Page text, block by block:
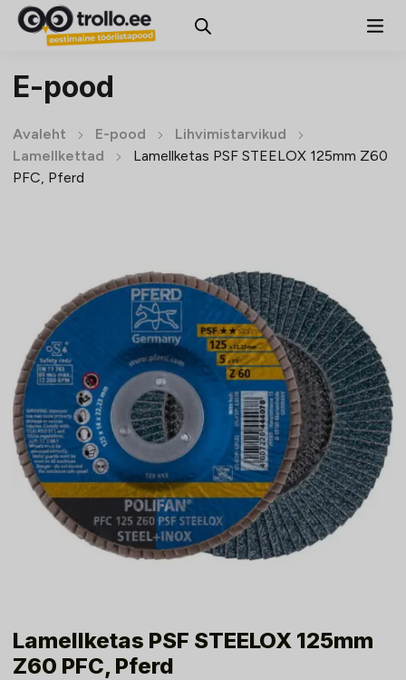
E-pood
Avaleht E-pood
Lihvimistarvikud
Lamellkettad
Lamellketas PSF STEELOX 125mm Z60
PFC, Pferd
Lamellketas PSF STEELOX 125mm
Z60 PFC, Pferd